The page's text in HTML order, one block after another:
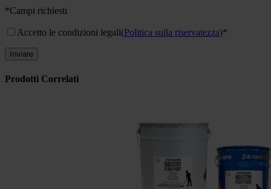
*Campi richiesti
Accetto le condizioni legali(Politica sulla riservatezza)*
Prodotti Correlati